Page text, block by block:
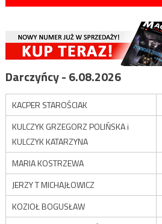
Darczyńcy - 6.08.2026
KACPER STAROŚCIAK
KULCZYK GRZEGORZ POLIŃSKA i
KULCZYK KATARZYNA
MARIA KOSTRZEWA
JERZY T MICHAJŁOWICZ
KOZIOŁ BOGUSŁAW